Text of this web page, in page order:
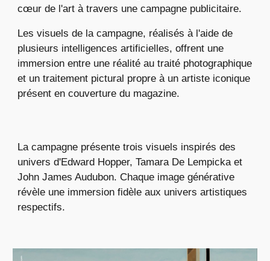
cœur de l'art à travers une campagne publicitaire.
Les visuels de la campagne, réalisés à l'aide de
plusieurs intelligences artificielles, offrent une
immersion entre une réalité au traité photographique
et un traitement pictural propre à un artiste iconique
présent en couverture du magazine.
La campagne présente trois visuels inspirés des
univers d'Edward Hopper, Tamara De Lempicka et
John James Audubon. Chaque image générative
révèle une immersion fidèle aux univers artistiques
respectifs.